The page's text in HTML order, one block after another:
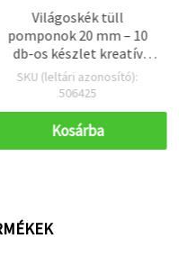
Világoskék tüll
pomponok 20 mm – 10
db-os készlet kreatív
hobbihoz, dekorációhoz,
scrapbookinghoz,
ajándékokhoz
SKU (leltári azonosító):
506425
Kosárba